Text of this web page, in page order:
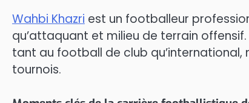
Wahbi Khazri est un footballeur
qu’attaquant et milieu de terrain
tant au football de club
tournois.